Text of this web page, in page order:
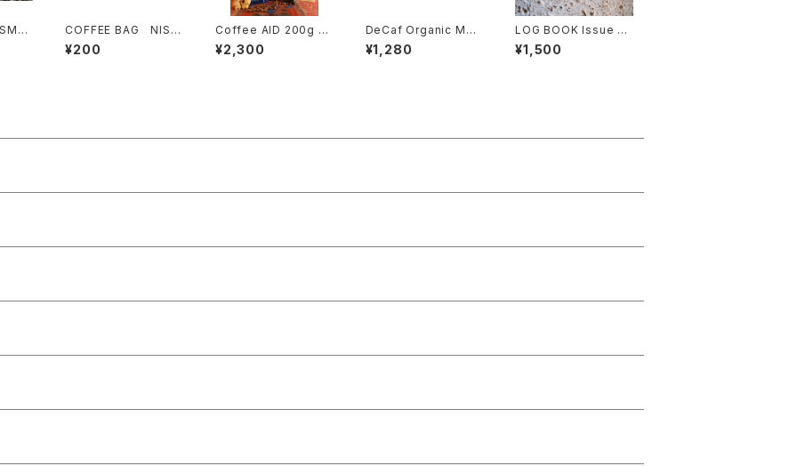
COFFEE BAG NISE
KO HAUTE ROUTE
《オートルート》
¥200
Coffee AID 200g 《
Single Origin & Blen
d Set 》
¥2,300
DeCaf Organic Mex
ico 100g 《デカフェ・オ
ーガニック・メキシコ 10
¥1,280
LOG BOOK Issue n
o.10
¥1,500